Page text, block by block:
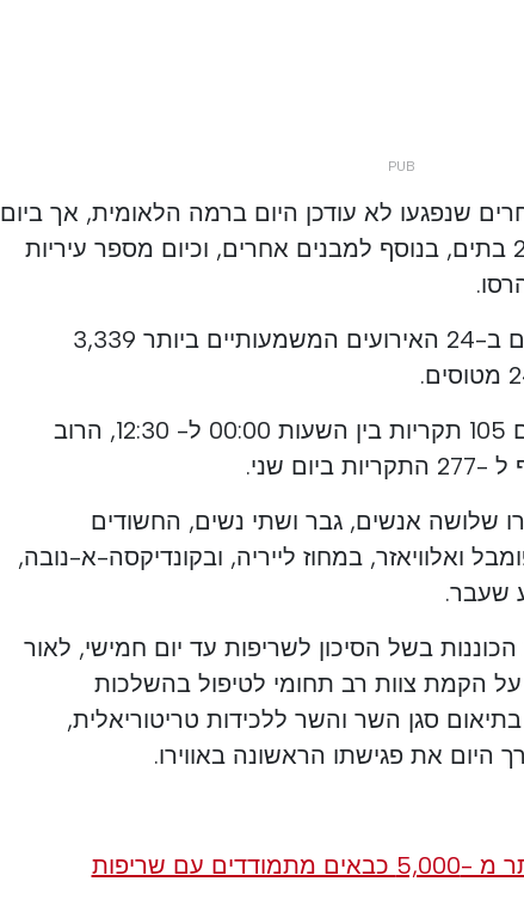
שנפגעו לא עודכן היום ברמה הלאומית, אך ביום
שני בלילה נפגעו יותר מ -20 בתים, בנוסף למבנים אחרים, וכיום מספר עיריות
עד השעה 13:30 היו מעורבים ב-24 האירועים המשמעותיים ביותר 3,339
ההגנה האזרחית רשמה היום 105 תקריות בין השעות 00:00 ל- 12:30, הרוב
שלושה אנשים, גבר ושתי נשים, החשודים
ואלוויאזר, במחוז לייריה, ובקונדיקסה-א-נובה,
שעבר.
בשל הסיכון לשריפות עד יום חמישי, לאור
על הקמת צוות רב תחומי לטיפול בהשלכות
סגן השר והשר ללכידות טריטוריאלית,
היום את פגישתו הראשונה באווירו.
עם שריפות